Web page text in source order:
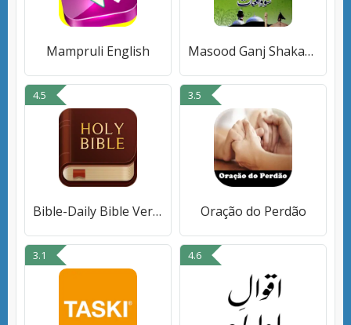
Mampruli English Masood Ganj Shakar Ke Waqiat
4.5
Bible-Daily Bible Verse
3.5
Oração do Perdão
3.1 4.6